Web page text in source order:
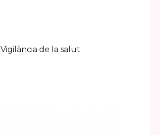
Vigilància de la salut